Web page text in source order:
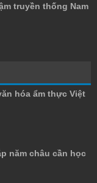
truyền thống Nam
hóa ẩm thực Việt
năm châu cần học